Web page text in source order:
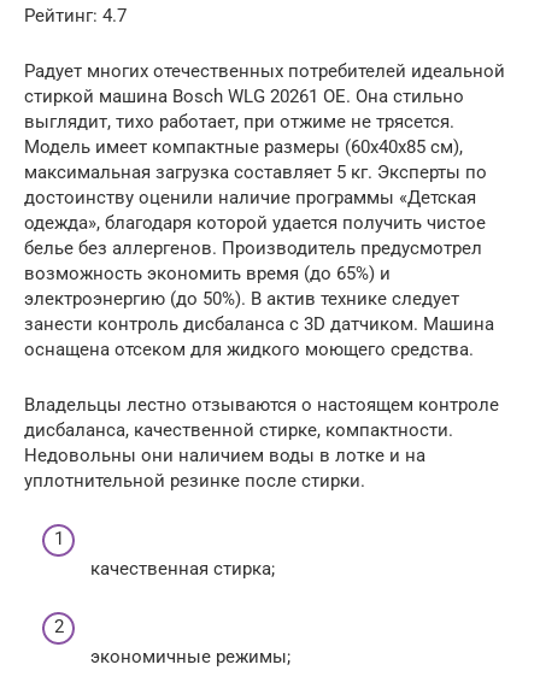
Рейтинг: 4.7
Радует многих отечественных потребителей идеальной
стиркой машина Bosch WLG 20261 OE. Она стильно
выглядит, тихо работает, при отжиме не трясется.
Модель имеет компактные размеры (60х40х85 см),
максимальная загрузка составляет 5 кг. Эксперты по
достоинству оценили наличие программы «Детская
одежда», благодаря которой удается получить чистое
белье без аллергенов. Производитель предусмотрел
возможность экономить время (до 65%) и
электроэнергию (до 50%). В актив технике следует
занести контроль дисбаланса с 3D датчиком. Машина
оснащена отсеком для жидкого моющего средства.
Владельцы лестно отзываются о настоящем контроле
дисбаланса, качественной стирке, компактности.
Недовольны они наличием воды в лотке и на
уплотнительной резинке после стирки.
качественная стирка;
экономичные режимы;